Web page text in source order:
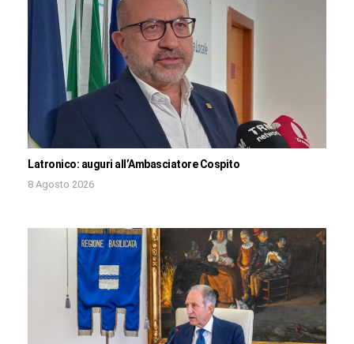
Latronico: auguri all’Ambasciatore Cospito
8 Agosto 2026